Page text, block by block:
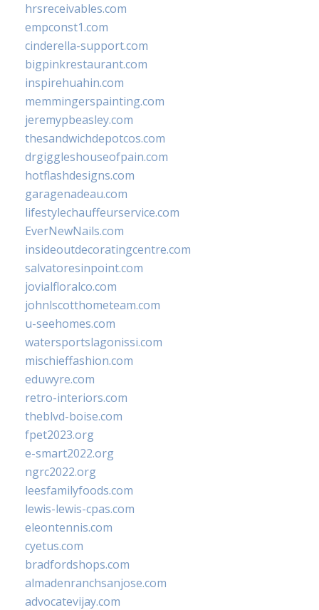
hrsreceivables.com
empconst1.com
cinderella-support.com
bigpinkrestaurant.com
inspirehuahin.com
memmingerspainting.com
jeremypbeasley.com
thesandwichdepotcos.com
drgiggleshouseofpain.com
hotflashdesigns.com
garagenadeau.com
lifestylechauffeurservice.com
EverNewNails.com
insideoutdecoratingcentre.com
salvatoresinpoint.com
jovialfloralco.com
johnlscotthometeam.com
u-seehomes.com
watersportslagonissi.com
mischieffashion.com
eduwyre.com
retro-interiors.com
theblvd-boise.com
fpet2023.org
e-smart2022.org
ngrc2022.org
leesfamilyfoods.com
lewis-lewis-cpas.com
eleontennis.com
cyetus.com
bradfordshops.com
almadenranchsanjose.com
advocatevijay.com